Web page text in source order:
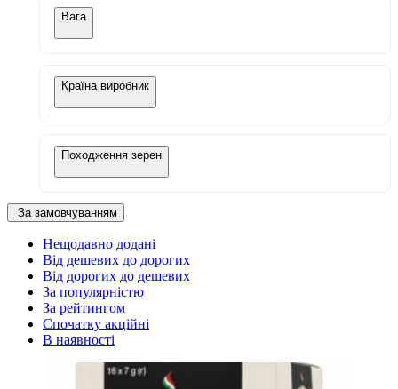
Вага
Країна виробник
Походження зерен
За замовчуванням
Нещодавно додані
Від дешевих до дорогих
Від дорогих до дешевих
За популярністю
За рейтингом
Спочатку акційні
В наявності